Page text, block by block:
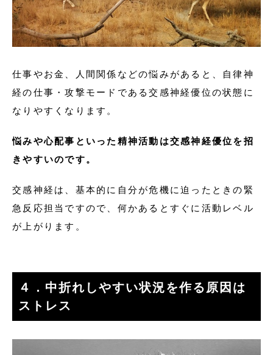
仕事やお金、人間関係などの悩みがあると、自律神
経の仕事・攻撃モードである交感神経優位の状態に
なりやすくなります。
悩みや心配事といった精神活動は交感神経優位を招
きやすいのです。
交感神経は、基本的に自分が危機に迫ったときの緊
急反応担当ですので、何かあるとすぐに活動レベル
が上がります。
４．中折れしやすい状況を作る原因は
ストレス